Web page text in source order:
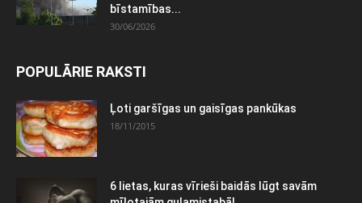
bīstamības...
30/06/2026
POPULĀRIE RAKSTI
Ļoti garšīgas un gaisīgas pankūkas
18/11/2015
6 lietas, kuras vīrieši baidās lūgt savām